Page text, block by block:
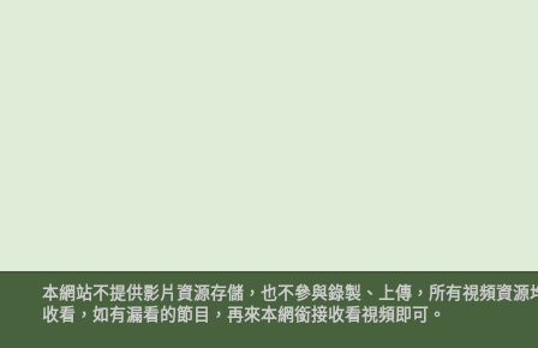
本網站不提供影片資源存儲，也不參與錄製、上傳，所有視頻資
收看，如有漏看的節目，再來本網銜接收看視頻即可。